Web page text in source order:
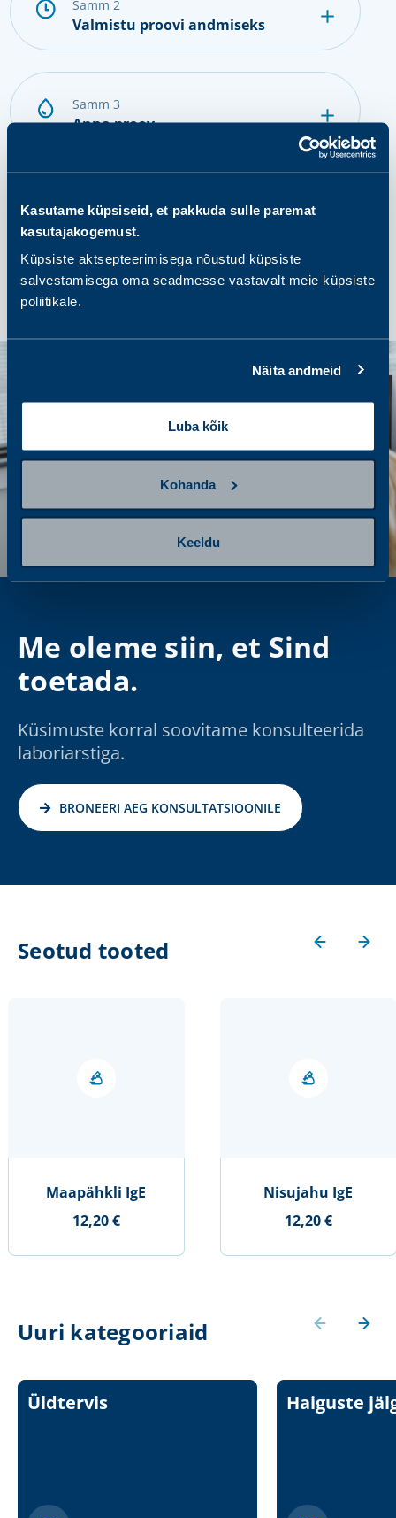
Kasutame küpsiseid, et pakkuda sulle paremat
kasutajakogemust.
Küpsiste aktsepteerimisega nõustud küpsiste
salvestamisega oma seadmesse vastavalt meie küpsiste
poliitikale.
Näita andmeid
Luba kõik
Kohanda
Keeldu
samm 2
Valmistu proovi andmiseks
samm 3
Anna proov
samm 4
Tulemuste saamine ja järgmised
sammud
Me oleme siin, et Sind
toetada.
Küsimuste korral soovitame konsulteerida
laboriarstiga.
BRONEERI AEG KONSULTATSIOONILE
Seotud tooted
Maapähkli IgE
12,20 €
Nisujahu IgE
12,20 €
Uuri kategooriaid
Üldtervis Haiguste